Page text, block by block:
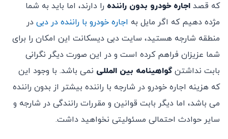
که قصد اجاره خودرو بدون راننده را دارند، اما باید به شما
مژده دهیم که اگر مایل به اجاره خودرو با راننده در دبی در
منطقه شارجه هستید، سایت دبی دیسکانت این امکان را برای
شما عزیزان فراهم کرده است و در این صورت دیگر نگرانی
بابت نداشتنگواهینامه بین المللی نمی باشد. با وجود این
که هزینه اجاره خودرو در شارجه با راننده بیشتر از بدون راننده
می باشد، اما دیگر بابت قوانین و مقررات رانندگی در شارجه و
سایر حوادث احتمالی مسئولیتی نخواهید داشت.